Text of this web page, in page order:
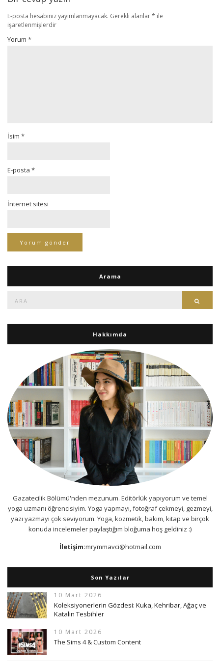
E-posta hesabınız yayımlanmayacak. Gerekli alanlar* ile
işaretlenmişlerdir
Yorum *
İsim *
E-posta *
İnternet sitesi
Arama
Hakkımda
Gazatecilik Bölümü'nden mezunum. Editörlük yapıyorum ve temel
yoga uzmanı öğrencisiyim. Yoga yapmayı, fotoğraf çekmeyi, gezmeyi,
yazı yazmayı çok seviyorum. Yoga, kozmetik, bakım, kitap ve birçok
konuda incelemeler paylaştığım bloğuma hoş geldiniz :)
İletişim:mrymmavci@hotmail.com
Son Yazılar
10 Mart 2026
Koleksiyonerlerin Gözdesi: Kuka, Kehribar, Ağaç ve
Katalin Tesbihler
10 Mart 2026
The Sims 4 & Custom Content